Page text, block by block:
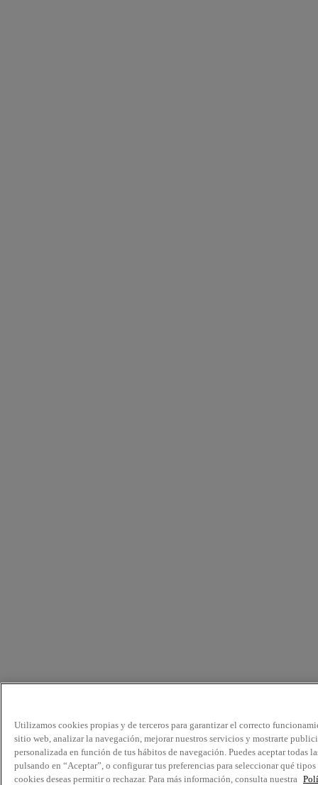
Utilizamos cookies propias y de terceros para garantizar el correcto
sitio web, analizar la navegación, mejorar nuestros servicios y mostrarte
personalizada en función de tus hábitos de navegación. Puedes aceptar todas
pulsando en “Aceptar”, o configurar tus preferencias para seleccionar qué tipos
cookies deseas permitir o rechazar. Para más información, consulta nuestra